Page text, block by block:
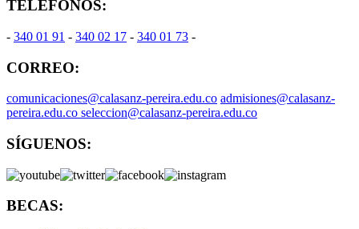
TELÉFONOS:
- 340 01 91 - 340 02 17 - 340 01 73 -
CORREO:
comunicaciones@calasanz-pereira.edu.co admisiones@calasanz-
pereira.edu.co seleccion@calasanz-pereira.edu.co
SÍGUENOS:
BECAS: